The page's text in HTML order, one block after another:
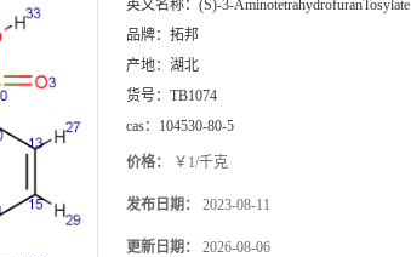
英文名称： (S)-3-AminotetrahydrofuranTosylate
品牌： 拓邦
产地： 湖北
货号： TB1074
cas： 104530-80-5
价格： ￥1/千克
发布日期： 2023-08-11
更新日期： 2026-08-06